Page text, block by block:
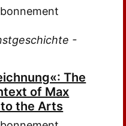
-
The
of Max
the Arts